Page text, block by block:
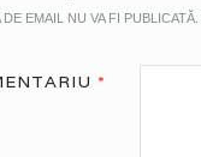
DE EMAIL NU VA FI PUBLICATĂ.
*